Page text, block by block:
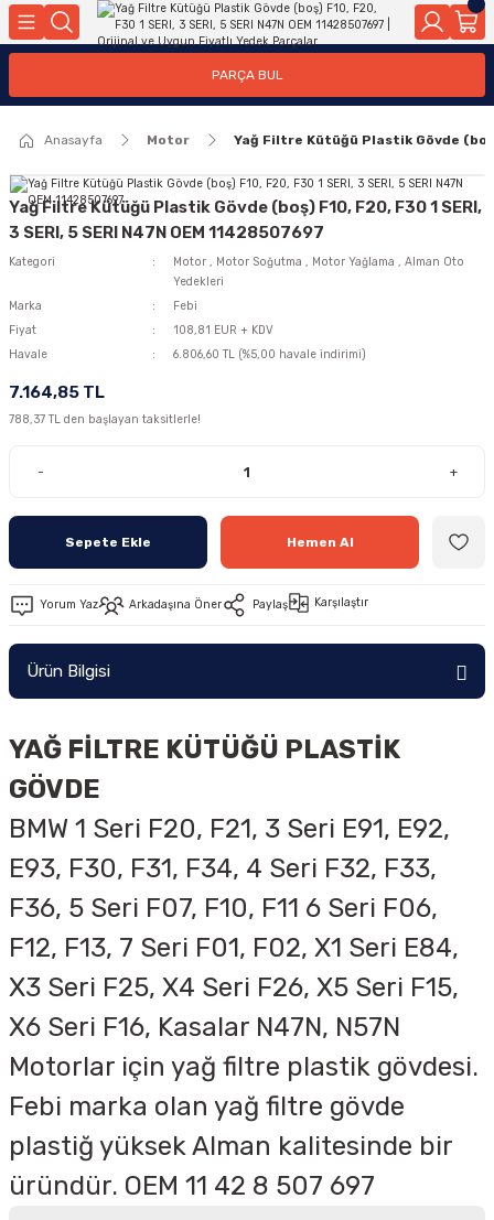
Geri Dön
Geri Dön
Geri Dön
Yakıt Pompası, Yakıt Hatları
Motor Elektrik
Ateşleme Buji Bobin Buji Kablosu
Geri Dön
Geri Dön
Geri Dön
Kollar
Geri Dön
Geri Dön
Ön Arka
Geri Dön
PARÇA BUL
Anasayfa Motor Yağ Filtre Kütüğü Plastik Gövde (boş)
Yağ Filtre Kütüğü Plastik Gövde (boş) F10, F20, F30 1 SERI,
3 SERI, 5 SERI N47N OEM 11428507697
Kategori Motor , Motor Soğutma , Motor Yağlama , Alman Oto
Yedekleri
Marka
Febi
Fiyat
108,81 EUR + KDV
Havale
6.806,60 TL (%5,00 havale indirimi)
7.164,85 TL
788,37 TL den başlayan taksitlerle!
- +
Sepete Ekle Hemen Al
Yorum Yaz Arkadaşına Öner Paylaş Karşılaştır
Ürün Bilgisi
YAĞ FİLTRE KÜTÜĞÜ PLASTİK
GÖVDE
BMW 1 Seri F20, F21, 3 Seri E91, E92,
E93, F30, F31, F34, 4 Seri F32, F33,
F36, 5 Seri F07, F10, F11 6 Seri F06,
F12, F13, 7 Seri F01, F02, X1 Seri E84,
X3 Seri F25, X4 Seri F26, X5 Seri F15,
X6 Seri F16, Kasalar N47N, N57N
Motorlar için yağ filtre plastik gövdesi.
Febi marka olan yağ filtre gövde
plastiğ yüksek Alman kalitesinde bir
üründür. OEM 11 42 8 507 697